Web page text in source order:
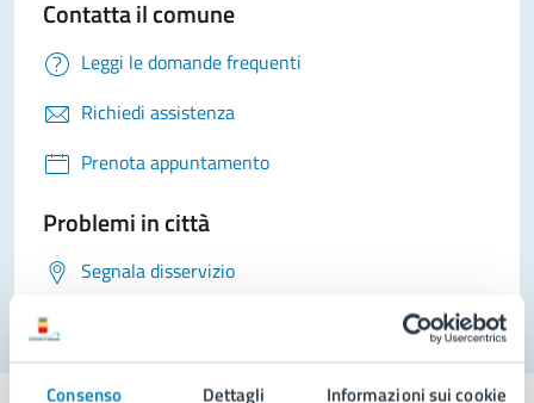
Consenso Dettagli Informazioni sui cookie
Contatta il comune
Leggi le domande frequenti
Richiedi assistenza
Prenota appuntamento
Problemi in città
Segnala disservizio